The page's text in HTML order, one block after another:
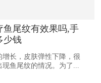
鱼尾纹有效果吗,手
少钱
增长，皮肤弹性下降，很
现鱼尾纹的情况。为了...